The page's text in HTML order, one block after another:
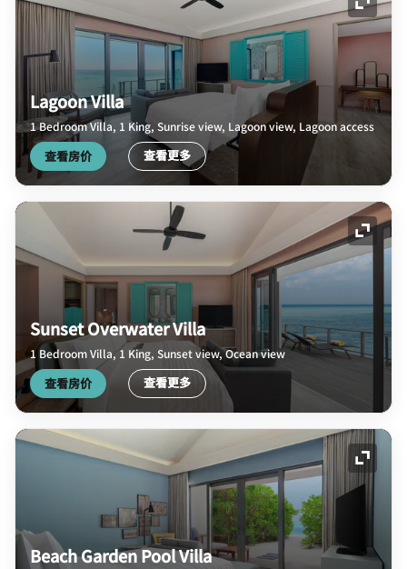
展开
Lagoon Villa
1 Bedroom Villa, 1 King, Sunrise view, Lagoon view, Lagoon access
查看房价 查看更多
展开
Sunset Overwater Villa
1 Bedroom Villa, 1 King, Sunset view, Ocean view
查看房价 查看更多
展开
Beach Garden Pool Villa